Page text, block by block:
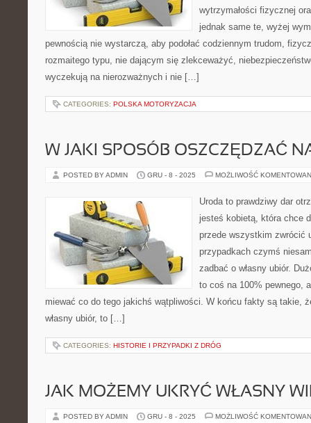
wytrzymałości fizycznej
jednak same te, wyżej
pewnością nie wystarczą, aby podołać codziennym trudom,
rozmaitego typu, nie dającym się zlekceważyć,
wyczekują na nierozważnych i nie […]
CATEGORIES: POLSKA MOTORYZACJA
W JAKI SPOSÓB OSZCZĘDZAĆ
POSTED BY ADMIN GRU - 8 - 2025 MOŻLIWOŚĆ
Uroda to prawdziwy dar
jesteś kobietą, która chce
przede wszystkim zwrócić
przypadkach czymś
zadbać o własny ubiór.
to coś na 100% pewnego,
miewać co do tego jakichś wątpliwości. W końcu fakty są takie,
własny ubiór, to […]
CATEGORIES: HISTORIE I PRZYPADKI Z DRÓG
JAK MOŻEMY UKRYĆ WŁASNY
POSTED BY ADMIN GRU - 8 - 2025 MOŻLIWOŚĆ